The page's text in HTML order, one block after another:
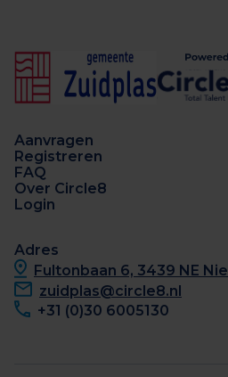
Aanvragen
Registreren
FAQ
Over Circle8
Login
Adres
Fultonbaan 6, 3439 NE
zuidplas@circle8.nl
+31 (0)30 6005130